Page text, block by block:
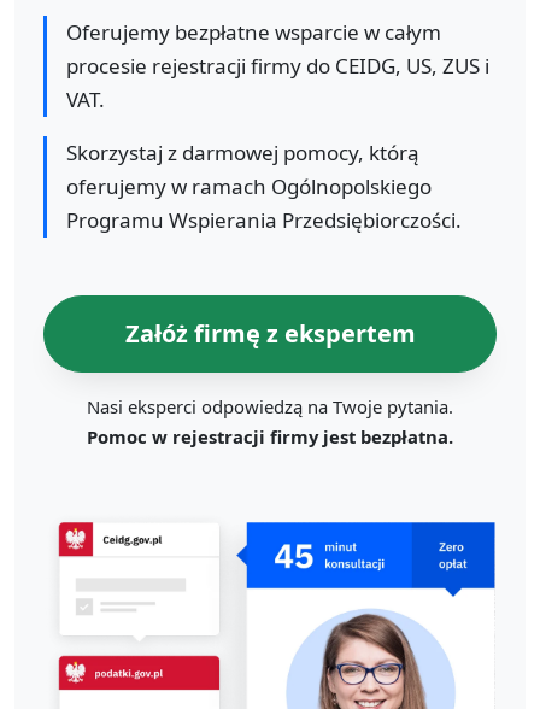
Oferujemy bezpłatne wsparcie w całym
procesie rejestracji firmy do CEIDG, US, ZUS i
VAT.
Skorzystaj z darmowej pomocy, którą
oferujemy w ramach Ogólnopolskiego
Programu Wspierania Przedsiębiorczości.
Załóż firmę z ekspertem
Nasi eksperci odpowiedzą na Twoje pytania.
Pomoc w rejestracji firmy jest bezpłatna.